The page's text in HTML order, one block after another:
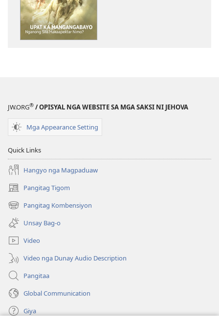
Mangangabayo​
Makaapektar
JW.ORG® / OPISYAL NGA WEBSITE SA MGA SAKSI NI JEHOVA
Mga Appearance Setting
Quick Links
Hangyo nga Magpaduaw
Pangitag Tigom
(mo-
open
ug
bag-
ong
window)
Pangitag Kombensiyon
(mo-
open
ug
bag-
ong
window)
Unsay Bag-o
Video
Video nga Dunay Audio Description
Pangitaa
Global Communication
Giya